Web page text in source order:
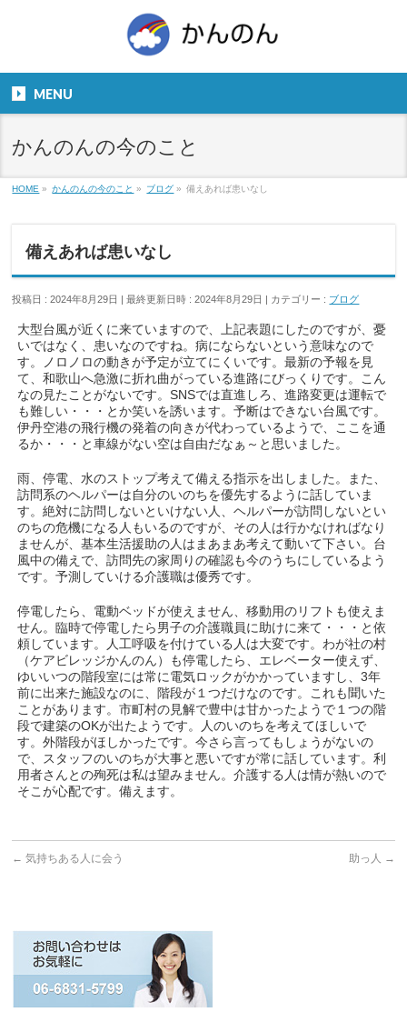
９：００～１８：００
MENU
かんのんの今のこと
HOME » かんのんの今のこと » ブログ » 備えあれば患いなし
備えあれば患いなし
投稿日 : 2024年8月29日 最終更新日時 : 2024年8月29日 カテゴリー : ブログ
大型台風が近くに来ていますので、上記表題にしたのですが、憂
いではなく、患いなのですね。病にならないという意味なので
す。ノロノロの動きが予定が立てにくいです。最新の予報を見
て、和歌山へ急激に折れ曲がっている進路にびっくりです。こん
なの見たことがないです。SNSでは直進しろ、進路変更は運転で
も難しい・・・とか笑いを誘います。予断はできない台風です。
伊丹空港の飛行機の発着の向きが代わっているようで、ここを通
るか・・・と車線がない空は自由だなぁ～と思いました。
雨、停電、水のストップ考えて備える指示を出しました。また、
訪問系のヘルパーは自分のいのちを優先するように話していま
す。絶対に訪問しないといけない人、ヘルパーが訪問しないとい
のちの危機になる人もいるのですが、その人は行かなければなり
ませんが、基本生活援助の人はまあまあ考えて動いて下さい。台
風中の備えで、訪問先の家周りの確認も今のうちにしているよう
です。予測していける介護職は優秀です。
停電したら、電動ベッドが使えません、移動用のリフトも使えま
せん。臨時で停電したら男子の介護職員に助けに来て・・・と依
頼しています。人工呼吸を付けている人は大変です。わが社の村
（ケアビレッジかんのん）も停電したら、エレベーター使えず、
ゆいいつの階段室には常に電気ロックがかかっていますし、3年
前に出来た施設なのに、階段が１つだけなのです。これも聞いた
ことがあります。市町村の見解で豊中は甘かったようで１つの階
段で建築のOKが出たようです。人のいのちを考えてほしいで
す。外階段がほしかったです。今さら言ってもしょうがないの
で、スタッフのいのちが大事と悪いですが常に話しています。利
用者さんとの殉死は私は望みません。介護する人は情が熱いので
そこが心配です。備えます。
← 気持ちある人に会う 助っ人 →